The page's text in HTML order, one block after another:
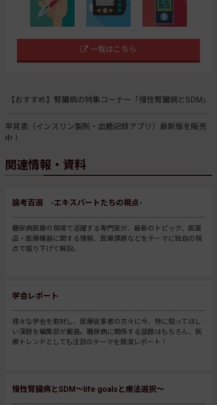
一覧はこちら
【おすすめ】腎臓病の特集コーナー「慢性腎臓病とSDM」
早見表（インスリン製剤・血糖記録アプリ）最新版を販売
中！
関連情報・資料
論考百選 -エキスパートたちの視点-
糖尿病医療の現場で活躍する専門家が、最新のトピック、医薬
品・医療機器に関する情報、医療課題などをテーマに独自の視
点で掘り下げて解説。
学会レポート
様々な学会を取材し、医療従事者の方々に今、特に知ってほし
い演題を編集部が厳選。糖尿病に関係する話題はもちろん、医
療トレンドとしても注目のテーマを簡潔レポート！
慢性腎臓病とSDM～life goalsと療法選択～